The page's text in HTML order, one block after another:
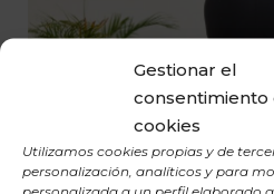
Gestionar el
consentimiento
cookies
Utilizamos cookies propias y de
personalización, analíticos y para
personalizada a un perfil elaborado